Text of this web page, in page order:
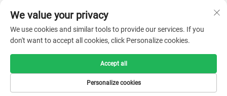
Bản quyền © 2025 bởi Công ty TNHH Thiết bị Y tế Thượng Hải
Bojin -Chính sách Bảo mật
We value your privacy
We use cookies and similar tools to provide our services. If you
don't want to accept all cookies, click Personalize cookies.
Personalize cookies
Accept all